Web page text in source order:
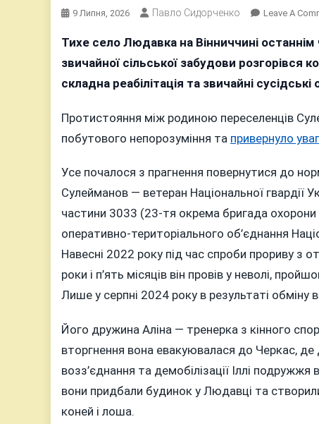
9 Липня, 2026 Павло Сидорченко Leave A
Тихе село Людавка на Вінниччині
звичайної сільської забудови розгорівся
складна реабілітація та звичайні
Протистояння між родиною переселенців
побутового непорозуміння та привернуло
Усе почалося з прагнення повернутися до
Сулейманов — ветеран Національної гвардії
частини 3033 (23-тя окрема бригада
оперативно-територіального об’єднання
Навесні 2022 року під час спроби прориву з
роки і п’ять місяців він провів у неволі,
Лише у серпні 2024 року в результаті обміну
Його дружина Аліна — тренерка з кінного
вторгнення вона евакуювалася до Черкас, де
возз’єднання та демобілізації Іллі
вони придбали будинок у Людавці та
коней і лоша.